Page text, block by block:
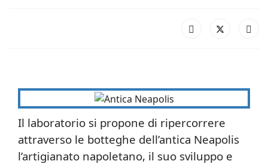
Il laboratorio si propone di ripercorrere
attraverso le botteghe dell’antica Neapolis
l’artigianato napoletano, il suo sviluppo e